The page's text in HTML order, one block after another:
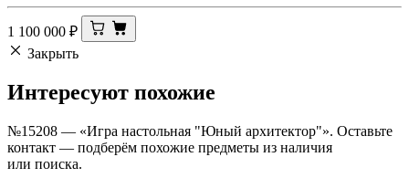
1 100 000 ₽
Закрыть
Интересуют похожие
№15208 — «Игра настольная "Юный архитектор"». Оставьте
контакт — подберём похожие предметы из наличия
или поиска.